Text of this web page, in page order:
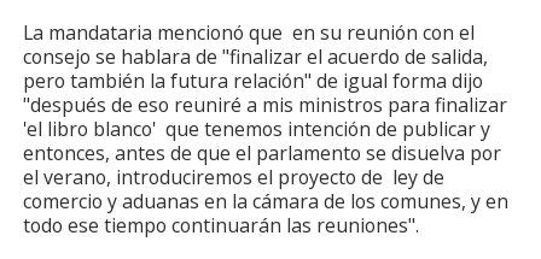
La mandataria mencionó que en su reunión con el
consejo se hablara de "finalizar el acuerdo de salida,
pero también la futura relación" de igual forma dijo
"después de eso reuniré a mis ministros para finalizar
'el libro blanco' que tenemos intención de publicar y
entonces, antes de que el parlamento se disuelva por
el verano, introduciremos el proyecto de ley de
comercio y aduanas en la cámara de los comunes, y en
todo ese tiempo continuarán las reuniones".